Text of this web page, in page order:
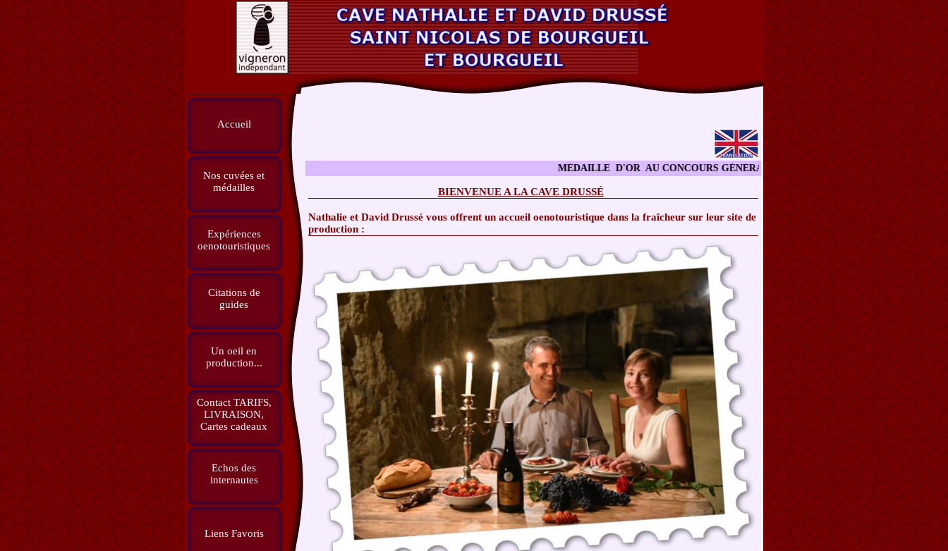
Accueil
Nos cuvées et
médailles
Expériences
oenotouristiques
Citations de
guides
Un oeil en
production...
Contact TARIFS,
LIVRAISON,
Cartes cadeaux
Echos des
internautes
Liens Favoris
MÉDAILLE D'OR AU CONCOURS GÉNÉRAL AGRICOLE DES VINS
BIENVENUE A LA CAVE DRUSSÉ
Nathalie et David Drussé vous offrent un accueil oenotouristique dans la fraîcheur sur leur site de
production :